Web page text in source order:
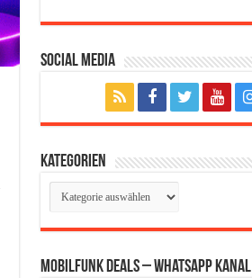
Social Media
Kategorien
Kategorien
Mobilfunk Deals – WhatsApp Kanal